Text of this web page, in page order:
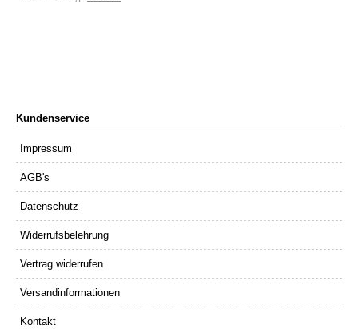
Kundenservice
Impressum
AGB's
Datenschutz
Widerrufsbelehrung
Vertrag widerrufen
Versandinformationen
Kontakt